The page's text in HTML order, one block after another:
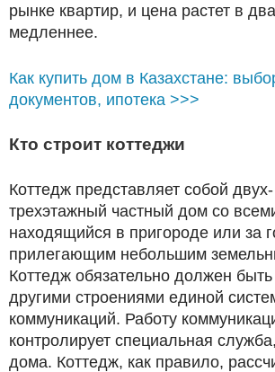
рынке квартир, и цена растет в
медленнее.
Как купить дом в Казахстане:
документов, ипотека >>>
Кто строит коттеджи
Коттедж представляет собой
трехэтажный частный дом со
находящийся в пригороде или за
прилегающим небольшим
Коттедж обязательно должен
другими строениями единой
коммуникаций. Работу
контролирует специальная
дома. Коттедж, как правило,